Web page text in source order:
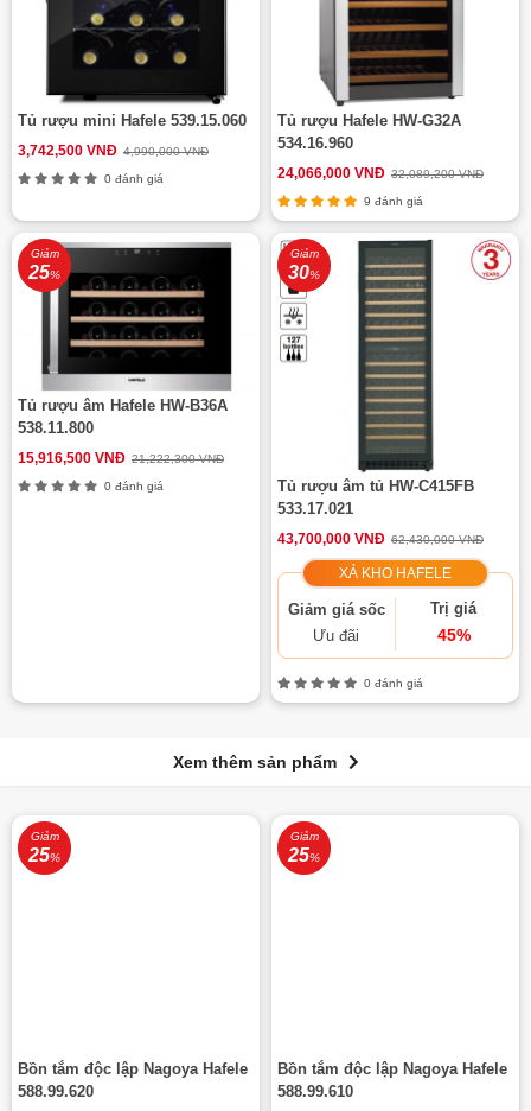
Tủ rượu mini Hafele 539.15.060
3,742,500 VNĐ 4,990,000 VNĐ
0 đánh giá
Tủ rượu Hafele HW-G32A
534.16.960
24,066,000 VNĐ 32,089,200 VNĐ
9 đánh giá
Giảm
25%
Tủ rượu âm Hafele HW-B36A
538.11.800
15,916,500 VNĐ 21,222,300 VNĐ
0 đánh giá
Giảm
30%
Tủ rượu âm tủ HW-C415FB
533.17.021
43,700,000 VNĐ 62,430,000 VNĐ
XẢ KHO HAFELE
Giảm giá sốc
Ưu đãi
Trị giá
45%
0 đánh giá
Xem thêm sản phẩm
Giảm
25%
Bồn tắm độc lập Nagoya Hafele
588.99.620
Giảm
25%
Bồn tắm độc lập Nagoya Hafele
588.99.610